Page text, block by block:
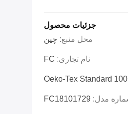
جزئیات محصول
محل منبع: چين
نام تجاری: FC
Oeko-Tex Standard 100
مدل: FC18101729